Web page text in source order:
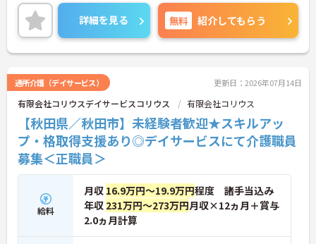
・育児・介護休業の取得実績あり
・住宅手当や家族手当なども充実
→ 生活面も支えられる安心の環境です
詳細を見る 無料 紹介してもらう
通所介護（デイサービス） 更新日：2026年07月14日
有限会社コリウスデイサービスコリウス 有限会社コリウス
【秋田県／秋田市】未経験者歓迎★スキルアッ
プ・格取得支援あり◎デイサービスにて介護職員
募集＜正職員＞
給料
月収 16.9万円～19.9万円程度 諸手当込み
年収 231万円～273万円月収×12ヵ月＋賞与
2.0ヵ月計算